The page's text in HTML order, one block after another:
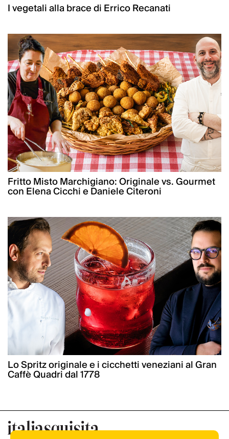
I vegetali alla brace di Errico Recanati
Fritto Misto Marchigiano: Originale vs. Gourmet
con Elena Cicchi e Daniele Citeroni
Lo Spritz originale e i cicchetti veneziani al Gran
Caffè Quadri dal 1778